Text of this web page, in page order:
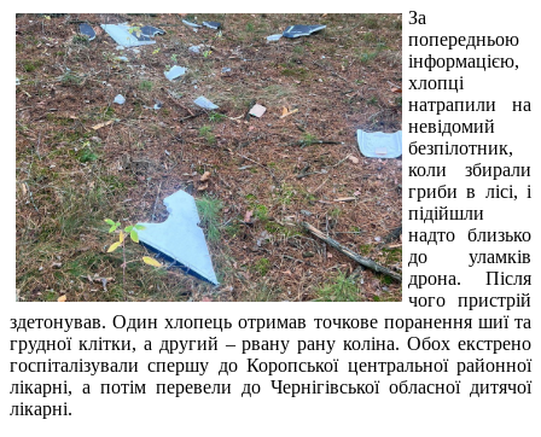
За
попередньою
інформацією,
хлопці
натрапили на
невідомий
безпілотник,
коли збирали
гриби в лісі, і
підійшли
надто близько
до уламків
дрона. Після
чого пристрій
здетонував. Один хлопець отримав точкове поранення шиї та
грудної клітки, а другий – рвану рану коліна. Обох екстрено
госпіталізували спершу до Коропської центральної районної
лікарні, а потім перевели до Чернігівської обласної дитячої
лікарні.